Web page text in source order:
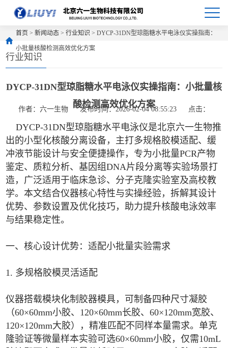
首页 >新闻动态 >行业知识 > DYCP-31DN型琼脂糖水平电泳仪实操指南：
小批量核酸检测高效优化方案
行业知识
DYCP-31DN型琼脂糖水平电泳仪实操指南：小批量核
酸检测高效优化方案
作者：六一生物 发布时间：2026-02-04 08:55:23 点击：
DYCP-31DN型琼脂糖水平电泳仪是北京六一生物推
出的小型化核酸分离设备，主打多规格胶模适配、缓
冲液节能设计与安全便捷操作，专为小批量PCR产物
鉴定、质粒分析、基因组DNA片段分离等实验场景打
造，广泛适用于临床急诊、分子克隆实验室及高校教
学。本文结合仪器核心特性与实操经验，拆解其设计
优势、参数设置及优化技巧，助力提升核酸电泳效率
与结果稳定性。
一、核心设计优势：适配小批量实验需求
1. 多规格胶模灵活适配
仪器搭载模块化制胶器模具，可制备四种尺寸凝胶
（60×60mm小胶、120×60mm长胶、60×120mm宽胶、
120×120mm大胶），精准匹配不同样本量需求。单克
隆验证等微量样本实验可选60×60mm小胶，仅需10mL